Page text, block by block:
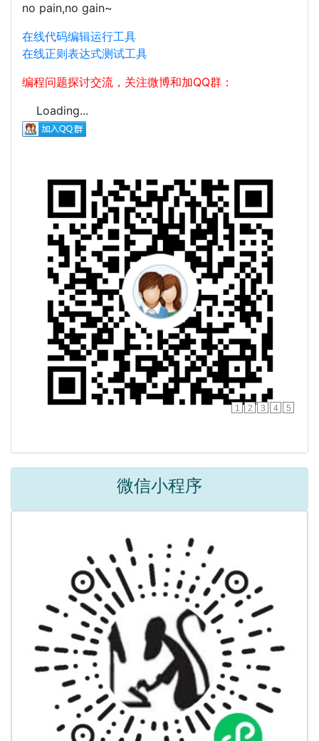
no pain,no gain~
在线代码编辑运行工具
在线正则表达式测试工具
编程问题探讨交流，关注微博和加QQ群：
Loading...
1 2 3 4 5
微信小程序